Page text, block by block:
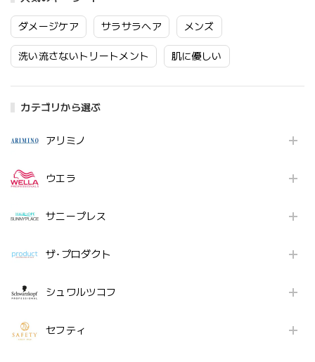
ダメージケア サラサラヘア メンズ
洗い流さないトリートメント 肌に優しい
カテゴリから選ぶ
アリミノ
ウエラ
サニープレス
ザ･プロダクト
シュワルツコフ
セフティ